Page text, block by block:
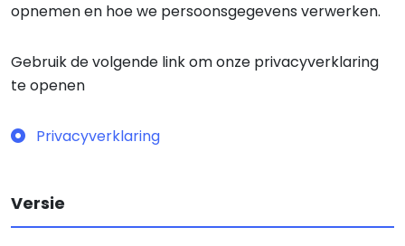
opnemen en hoe we persoonsgegevens verwerken.
Gebruik de volgende link om onze privacyverklaring
te openen
Privacyverklaring
Versie